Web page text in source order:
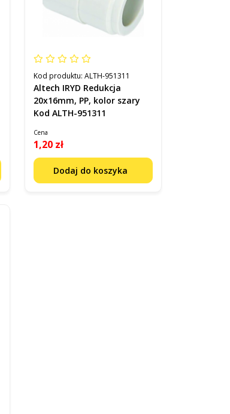
Kod produktu: ALTH-951311
Altech IRYD Redukcja
20x16mm, PP, kolor szary
Kod ALTH-951311
Cena
1,20 zł
Dodaj do koszyka